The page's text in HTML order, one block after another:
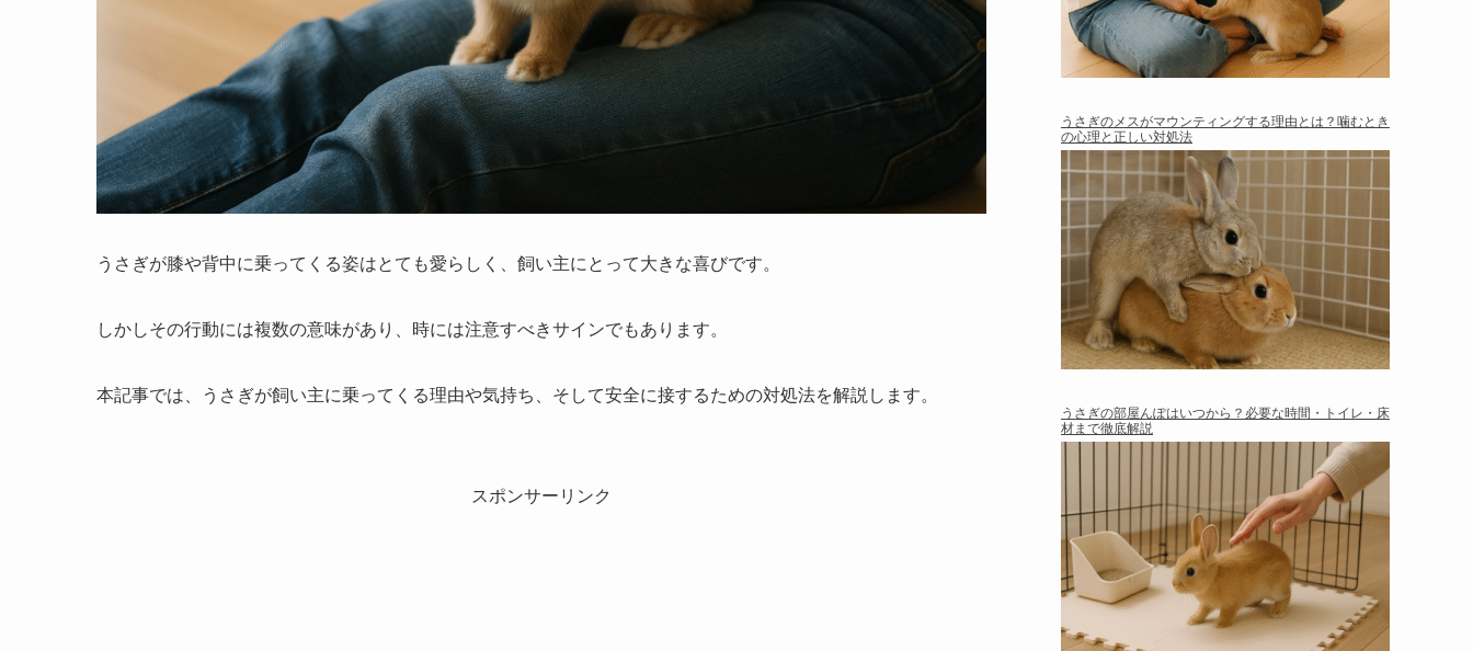
うさぎが膝や背中に乗ってくる姿はとても愛らしく、飼い主にとって大きな喜びです。
しかしその行動には複数の意味があり、時には注意すべきサインでもあります。
本記事では、うさぎが飼い主に乗ってくる理由や気持ち、そして安全に接するための対処法を解説します。
スポンサーリンク
うさぎのメスがマウンティングする理由とは？噛むとき
の心理と正しい対処法
うさぎの部屋んぽはいつから？必要な時間・トイレ・床
材まで徹底解説